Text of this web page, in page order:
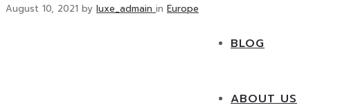
BLOG
ABOUT US
August 10, 2021 by luxe_admain in Europe